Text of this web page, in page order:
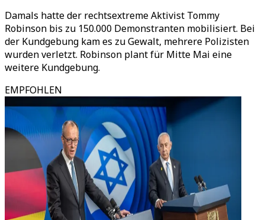
Damals hatte der rechtsextreme Aktivist Tommy
Robinson bis zu 150.000 Demonstranten mobilisiert. Bei
der Kundgebung kam es zu Gewalt, mehrere Polizisten
wurden verletzt. Robinson plant für Mitte Mai eine
weitere Kundgebung.
EMPFOHLEN